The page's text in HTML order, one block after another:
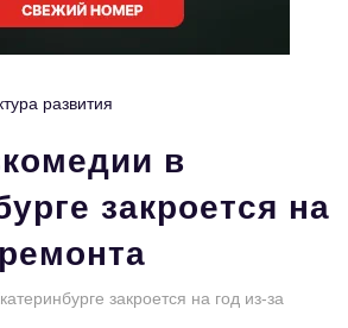
развития
в
закроется на
закроется на год из-за